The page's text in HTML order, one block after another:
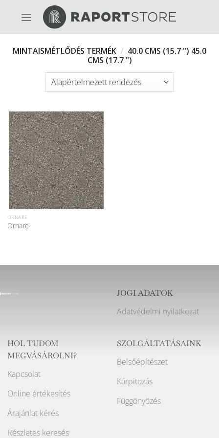
MINTAISMÉTLŐDÉS TERMÉK / 40.0 CMS (15.7 ") 45.0
CMS (17.7 ")
ORNARE
Ornare
JOGI ADATOK
Adatvédelmi nyilatkozat
HOL TUDOM
MEGVÁSÁROLNI?
Kapcsolat
Online értékesítés
Árajánlat kérés
Részletes keresés
SZOLGÁLTATÁSAINK
Belsőépítészet
Kárpitozás
Függönyözés